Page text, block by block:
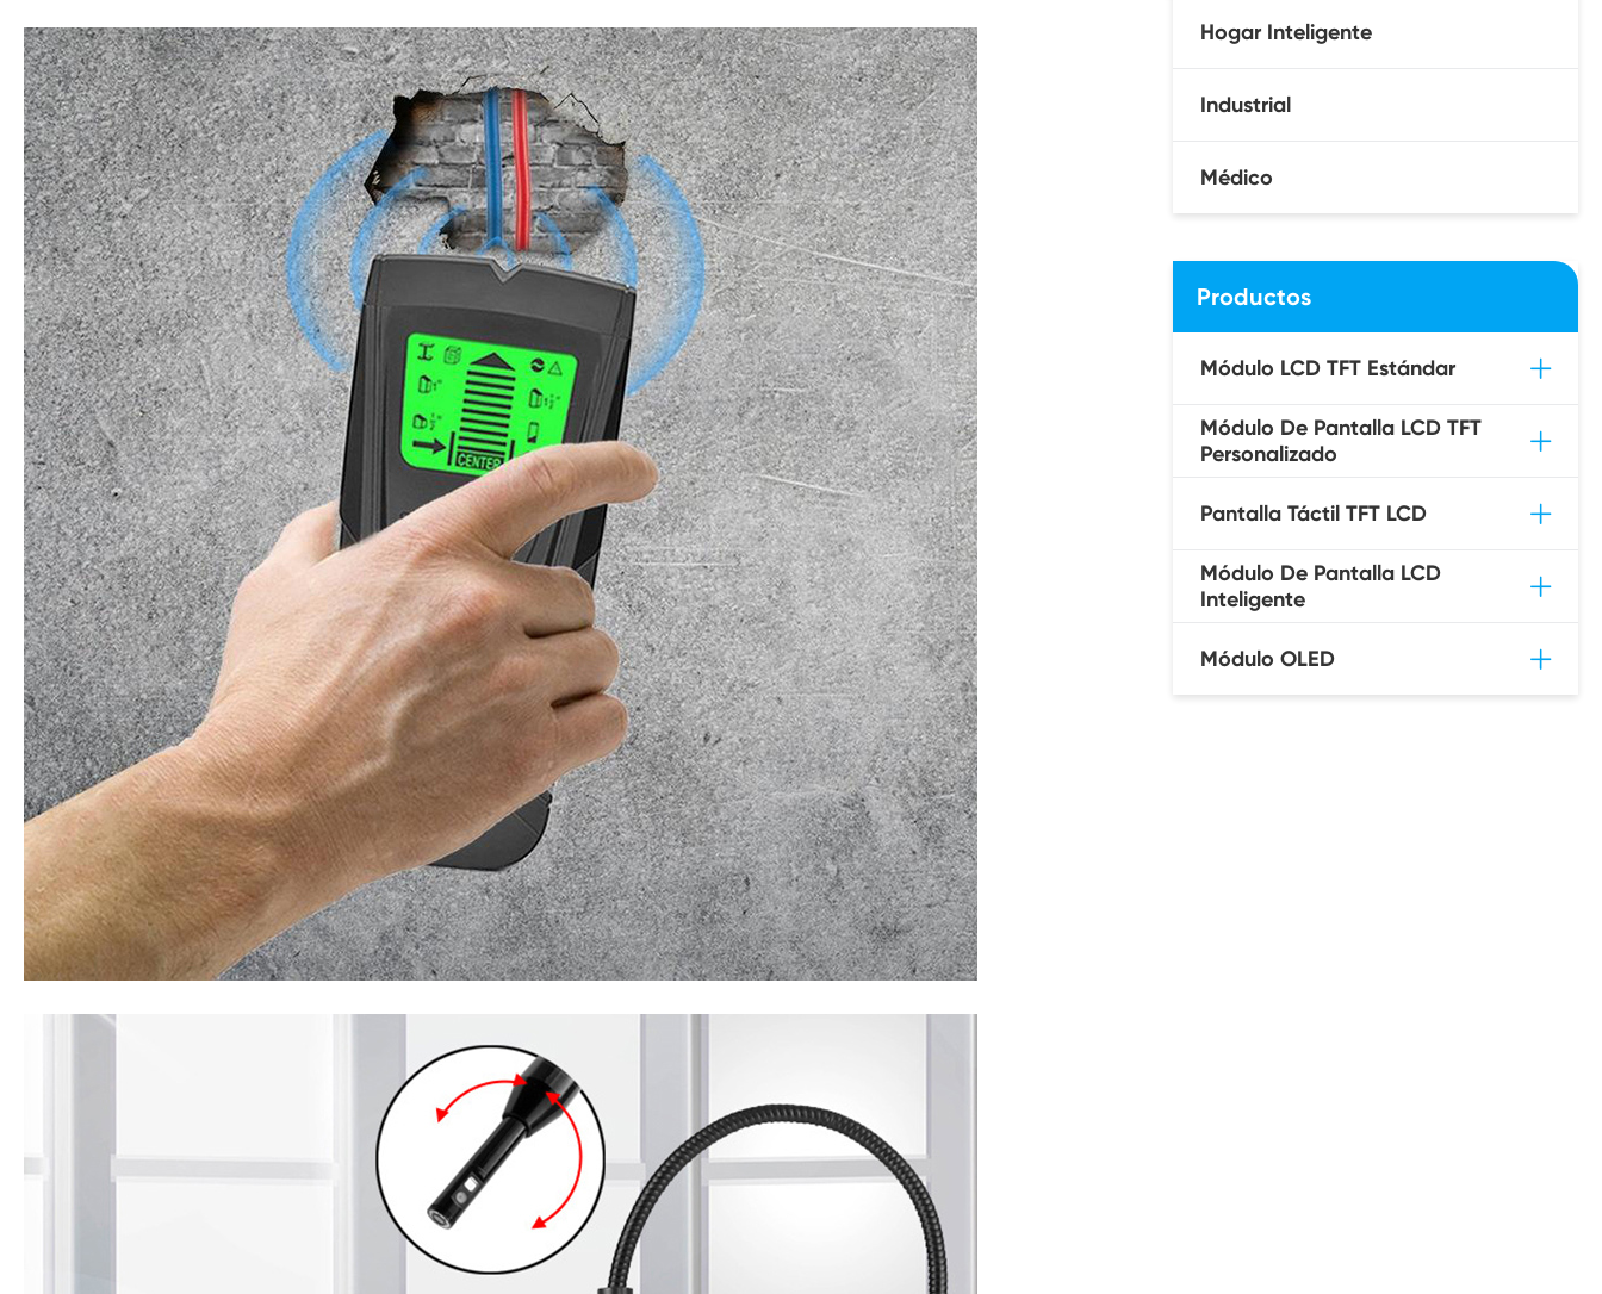
Hogar Inteligente
Industrial
Médico
Productos
Módulo LCD TFT Estándar
Módulo De Pantalla LCD TFT
Personalizado
Pantalla Táctil TFT LCD
Módulo De Pantalla LCD
Inteligente
Módulo OLED